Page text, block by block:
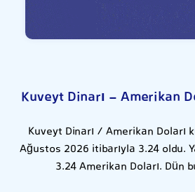
Kuveyt Dinarı - Amerikan
Kuveyt Dinarı / Amerikan Doları
Ağustos 2026 itibarıyla 3.24 oldu.
3.24 Amerikan Doları. Dün